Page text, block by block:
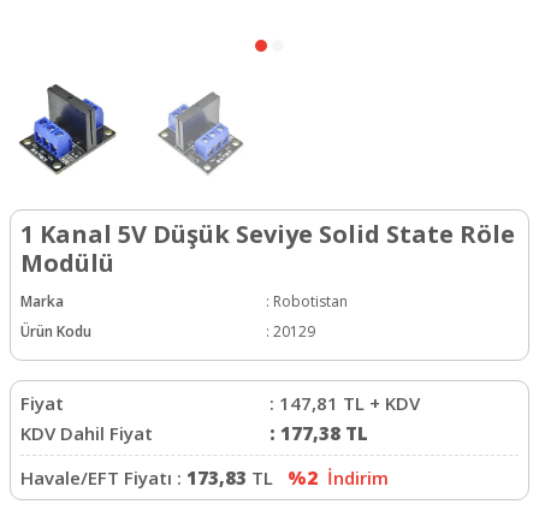
1 Kanal 5V Düşük Seviye Solid State Röle
Modülü
Marka : Robotistan
Ürün Kodu
: 20129
Fiyat : 147,81 TL + KDV
KDV Dahil Fiyat
: 177,38 TL
Havale/EFT Fiyatı : 173,83 TL %2 İndirim